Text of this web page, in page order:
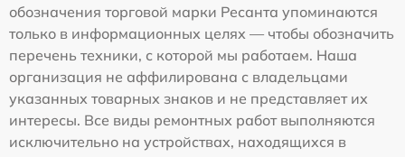
обозначения торговой марки Ресанта упоминаются
только в информационных целях — чтобы обозначить
перечень техники, с которой мы работаем. Наша
организация не аффилирована с владельцами
указанных товарных знаков и не представляет их
интересы. Все виды ремонтных работ выполняются
исключительно на устройствах, находящихся в